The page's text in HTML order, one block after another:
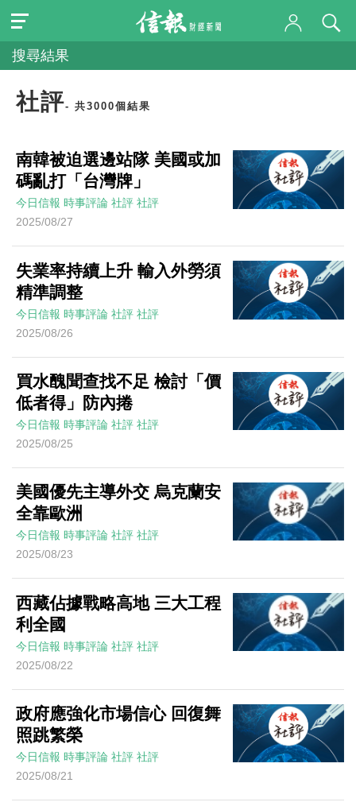
搜尋結果
社評- 共3000個結果
南韓被迫選邊站隊 美國或加
碼亂打「台灣牌」
今日信報 時事評論 社評 社評
2025/08/27
失業率持續上升 輸入外勞須
精準調整
今日信報 時事評論 社評 社評
2025/08/26
買水醜聞查找不足 檢討「價
低者得」防內捲
今日信報 時事評論 社評 社評
2025/08/25
美國優先主導外交 烏克蘭安
全靠歐洲
今日信報 時事評論 社評 社評
2025/08/23
西藏佔據戰略高地 三大工程
利全國
今日信報 時事評論 社評 社評
2025/08/22
政府應強化市場信心 回復舞
照跳繁榮
今日信報 時事評論 社評 社評
2025/08/21